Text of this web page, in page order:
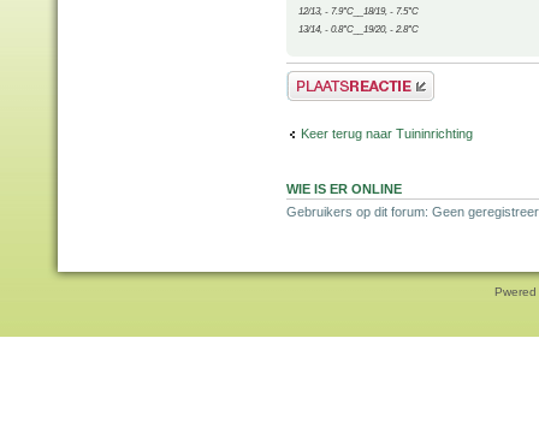
12/13, - 7.9°C__18/19, - 7.5°C
13/14, - 0.8°C__19/20, - 2.8°C
Plaats een reactie
Keer terug naar Tuininrichting
WIE IS ER ONLINE
Gebruikers op dit forum: Geen